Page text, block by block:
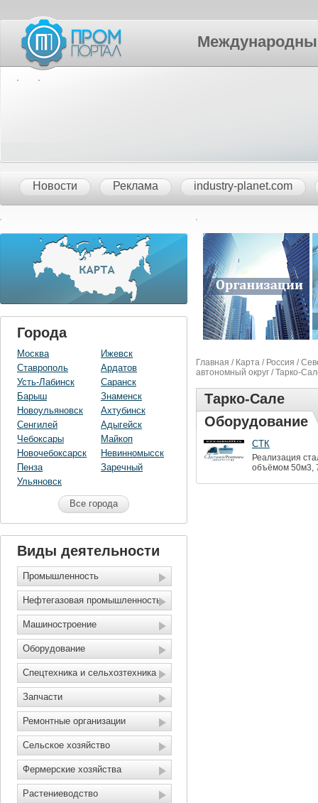
Международный
Новости Реклама industry-planet.com
Города
Москва
Ставрополь
Усть-Лабинск
Барыш
Новоульяновск
Сенгилей
Чебоксары
Новочебоксарск
Пенза
Ульяновск
Ижевск
Ардатов
Саранск
Знаменск
Ахтубинск
Адыгейск
Майкоп
Невинномысск
Заречный
Все города
Виды деятельности
Промышленность
Нефтегазовая промышленность
Машиностроение
Оборудование
Спецтехника и сельхозтехника
Запчасти
Ремонтные организации
Сельское хозяйство
Фермерские хозяйства
Растениеводство
Главная / Карта / Россия /
автономный округ /Тарко-
Тарко-Сале
Оборудование
СТК
Реализация
объёмом 50м3,